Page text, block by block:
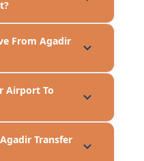
From Agadir
Airport To
Transfer